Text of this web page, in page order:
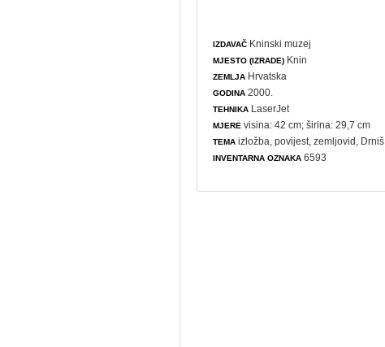
IZDAVAČ Kninski muzej
MJESTO (IZRADE) Knin
ZEMLJA Hrvatska
GODINA 2000.
TEHNIKA LaserJet
MJERE visina: 42 cm; širina: 29,7 cm
TEMA izložba ,povijest ,zemljovid , Drniš
INVENTARNA OZNAKA 6593